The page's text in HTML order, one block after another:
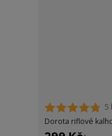
5
Dorota riflové